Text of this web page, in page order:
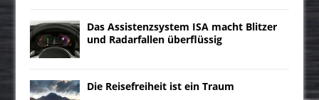
Das Assistenzsystem ISA macht Blitzer
und Radarfallen überflüssig
Die Reisefreiheit ist ein Traum